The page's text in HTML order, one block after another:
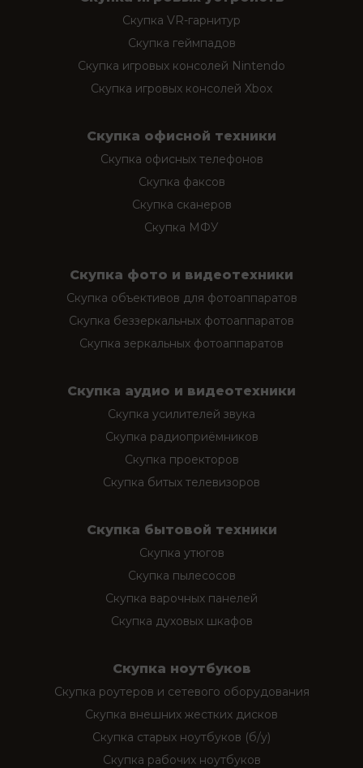
Скупка VR-гарнитур
Скупка геймпадов
Скупка игровых консолей Nintendo
Скупка игровых консолей Xbox
Скупка офисной техники
Скупка офисных телефонов
Скупка факсов
Скупка сканеров
Скупка МФУ
Скупка фото и видеотехники
Скупка объективов для фотоаппаратов
Скупка беззеркальных фотоаппаратов
Скупка зеркальных фотоаппаратов
Скупка аудио и видеотехники
Скупка усилителей звука
Скупка радиоприёмников
Скупка проекторов
Скупка битых телевизоров
Скупка бытовой техники
Скупка утюгов
Скупка пылесосов
Скупка варочных панелей
Скупка духовых шкафов
Скупка ноутбуков
Скупка роутеров и сетевого оборудования
Скупка внешних жестких дисков
Скупка старых ноутбуков (б/у)
Скупка рабочих ноутбуков